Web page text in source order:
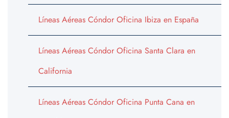
Líneas Aéreas Cóndor Oficina Ibiza en España
Líneas Aéreas Cóndor Oficina Santa Clara en
California
Líneas Aéreas Cóndor Oficina Punta Cana en